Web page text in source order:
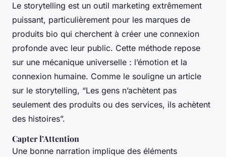
Le storytelling est un outil marketing extrêmement
puissant, particulièrement pour les marques de
produits bio qui cherchent à créer une connexion
profonde avec leur public. Cette méthode repose
sur une mécanique universelle : l’émotion et la
connexion humaine. Comme le souligne un article
sur le storytelling, “Les gens n’achètent pas
seulement des produits ou des services, ils achètent
des histoires”.
Capter l’Attention
Une bonne narration implique des éléments